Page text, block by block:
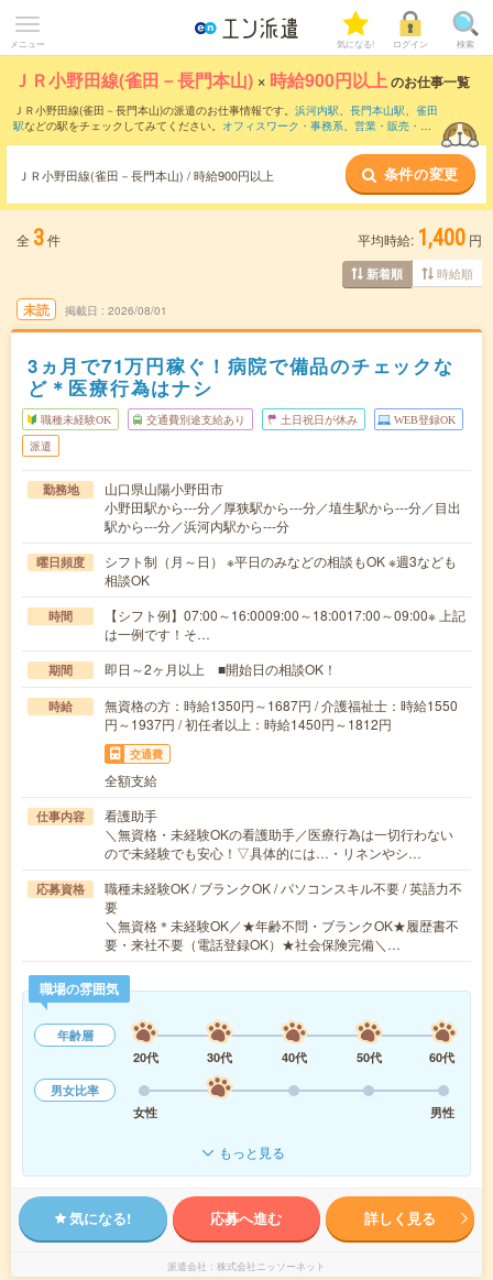
メニュー 気になる! ログイン 検索
ＪＲ小野田線(雀田－長門本山) × 時給900円以上のお仕事一覧
ＪＲ小野田線(雀田－長門本山)の派遣のお仕事情報です。 浜河内駅、 長門本山駅、 雀田
駅などの駅をチェックしてみてください。 オフィスワーク・事務系、 営業・販売・サ
などのこだわり条件で絞り込んでいただけます。
ＪＲ小野田線(雀田－長門本山) / 時給900円以上 条件の変更
全 3件 平均時給: 1,400 円
新着順 時給順
未読 掲載日 2026/08/01
3ヵ月で71万円稼ぐ！病院で備品のチェックな
ど＊医療行為はナシ
職種未経験OK 交通費別途支給あり 土日祝日が休み WEB登録OK
派遣
勤務地
山口県山陽小野田市
小野田駅から---分／厚狭駅から---分／埴生駅から---分／目出
駅から---分／浜河内駅から---分
曜日頻度
シフト制（月～日） ※平日のみなどの相談もOK ※週3なども
相談OK
時間
【シフト例】07:00～16:0009:00～18:0017:00～09:00※ 上記
は一例です！そ…
期間 即日～2ヶ月以上 ■開始日の相談OK！
時給
無資格の方：時給1350円～1687円 / 介護福祉士：時給1550
円～1937円 / 初任者以上：時給1450円～1812円
交通費
全額支給
仕事内容
看護助手
＼無資格・未経験OKの看護助手／医療行為は一切行わない
ので未経験でも安心！▽具体的には…・リネンやシ…
応募資格
職種未経験OK / ブランクOK / パソコンスキル不要 / 英語力不
要
＼無資格＊未経験OK／★年齢不問・ブランクOK★履歴書不
要・来社不要（電話登録OK）★社会保険完備＼…
職場の雰囲気
年齢層
20代
30代 40代 50代
60代
男女比率
女性
男性
もっと見る
気になる! 応募へ進む 詳しく見る
派遣会社 株式会社ニッソーネット